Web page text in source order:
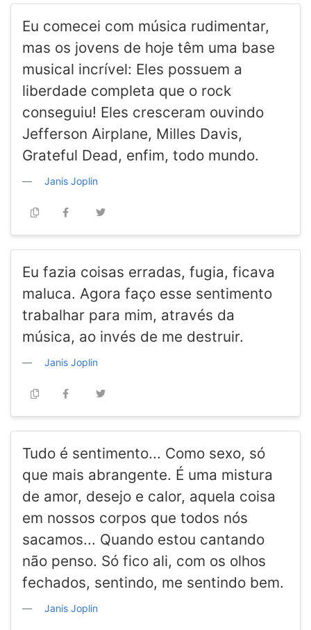
Eu comecei com música rudimentar,
mas os jovens de hoje têm uma base
musical incrível: Eles possuem a
liberdade completa que o rock
conseguiu! Eles cresceram ouvindo
Jefferson Airplane, Milles Davis,
Grateful Dead, enfim, todo mundo.
Janis Joplin
Eu fazia coisas erradas, fugia, ficava
maluca. Agora faço esse sentimento
trabalhar para mim, através da
música, ao invés de me destruir.
Janis Joplin
Tudo é sentimento... Como sexo, só
que mais abrangente. É uma mistura
de amor, desejo e calor, aquela coisa
em nossos corpos que todos nós
sacamos... Quando estou cantando
não penso. Só fico ali, com os olhos
fechados, sentindo, me sentindo bem.
Janis Joplin